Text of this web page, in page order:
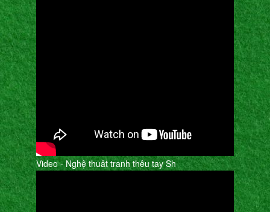
Video - Nghệ thuât tranh thêu tay Sh